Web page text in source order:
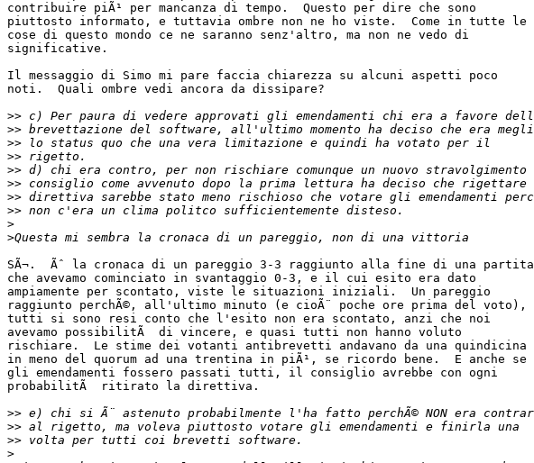
contribuire piÃ¹ per mancanza di tempo.  Questo per dire che sono
piuttosto informato, e tuttavia ombre non ne ho viste.  Come in tutte le
cose di questo mondo ce ne saranno senz'altro, ma non ne vedo di
significative.
Il messaggio di Simo mi pare faccia chiarezza su alcuni aspetti poco
noti.  Quali ombre vedi ancora da dissipare?
>>
>>
>>
>>
>>
>>
>>
>>
>
>
SÃ¬.  Ãˆ la cronaca di un pareggio 3-3 raggiunto alla fine di una partita
che avevamo cominciato in svantaggio 0-3, e il cui esito era dato
ampiamente per scontato, viste le situazioni iniziali.  Un pareggio
raggiunto perchÃ©, all'ultimo minuto (e cioÃ¨ poche ore prima del voto),
tutti si sono resi conto che l'esito non era scontato, anzi che noi
avevamo possibilitÃ  di vincere, e quasi tutti non hanno voluto
rischiare.  Le stime dei votanti antibrevetti andavano da una quindicina
in meno del quorum ad una trentina in piÃ¹, se ricordo bene.  E anche se
gli emendamenti fossero passati tutti, il consiglio avrebbe con ogni
probabilitÃ  ritirato la direttiva.
>>
>>
>>
>